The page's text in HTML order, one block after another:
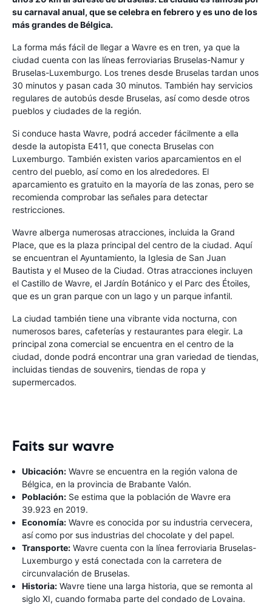
su carnaval anual, que se celebra en febrero y es uno de los
más grandes de Bélgica.
La forma más fácil de llegar a Wavre es en tren, ya que la
ciudad cuenta con las líneas ferroviarias Bruselas-Namur y
Bruselas-Luxemburgo. Los trenes desde Bruselas tardan unos
30 minutos y pasan cada 30 minutos. También hay servicios
regulares de autobús desde Bruselas, así como desde otros
pueblos y ciudades de la región.
Si conduce hasta Wavre, podrá acceder fácilmente a ella
desde la autopista E411, que conecta Bruselas con
Luxemburgo. También existen varios aparcamientos en el
centro del pueblo, así como en los alrededores. El
aparcamiento es gratuito en la mayoría de las zonas, pero se
recomienda comprobar las señales para detectar
restricciones.
Wavre alberga numerosas atracciones, incluida la Grand
Place, que es la plaza principal del centro de la ciudad. Aquí
se encuentran el Ayuntamiento, la Iglesia de San Juan
Bautista y el Museo de la Ciudad. Otras atracciones incluyen
el Castillo de Wavre, el Jardín Botánico y el Parc des Étoiles,
que es un gran parque con un lago y un parque infantil.
La ciudad también tiene una vibrante vida nocturna, con
numerosos bares, cafeterías y restaurantes para elegir. La
principal zona comercial se encuentra en el centro de la
ciudad, donde podrá encontrar una gran variedad de tiendas,
incluidas tiendas de souvenirs, tiendas de ropa y
supermercados.
Faits sur wavre
Ubicación: Wavre se encuentra en la región valona de
Bélgica, en la provincia de Brabante Valón.
Población: Se estima que la población de Wavre era
39.923 en 2019.
Economía: Wavre es conocida por su industria cervecera,
así como por sus industrias del chocolate y del papel.
Transporte: Wavre cuenta con la línea ferroviaria Bruselas-
Luxemburgo y está conectada con la carretera de
circunvalación de Bruselas.
Historia: Wavre tiene una larga historia, que se remonta al
siglo XI, cuando formaba parte del condado de Lovaina.